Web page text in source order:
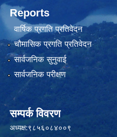
Reports
वार्षिक प्रगति प्रतिवेदन
चौमासिक प्रगति प्रतिवेदन
सार्वजनिक सुनुवाई
सार्वजनिक परीक्षण
सम्पर्क विवरण
अध्यक्ष:९८५६०८४००९